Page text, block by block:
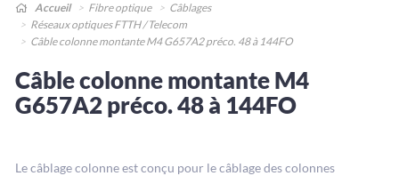
Accueil Fibre optique
Câblages
Réseaux optiques FTTH / Telecom
Câble colonne montante M4 G657A2 préco. 48 à 144FO
Câble colonne montante M4
G657A2 préco. 48 à 144FO
Le câblage colonne est conçu pour le câblage des colonnes